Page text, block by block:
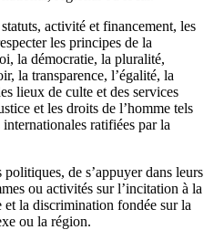
activité et financement, les
les principes de la
la démocratie, la pluralité,
la transparence, l’égalité, la
lieux de culte et des services
et les droits de l’homme tels
ratifiées par la
de s’appuyer dans leurs
ou activités sur l’incitation à la
la discrimination fondée sur la
ou la région.